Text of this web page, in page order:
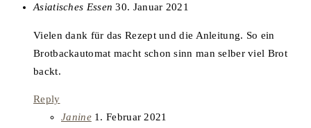
Asiatisches Essen says:
30. Januar 2021
Vielen dank für das Rezept und die Anleitung. So ein
Brotbackautomat macht schon sinn man selber viel Brot
backt.
Reply
Janinesays:
1. Februar 2021